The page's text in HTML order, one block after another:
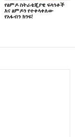
የፅምዶ ስትራቴጂያዊ ፍላጎቶች
እና ፅምዶን የተቀላቀለው
የአፋብን ክንፍ!